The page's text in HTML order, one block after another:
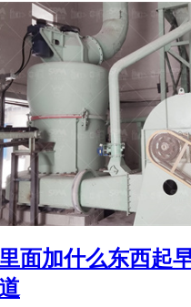
面加什么东西起